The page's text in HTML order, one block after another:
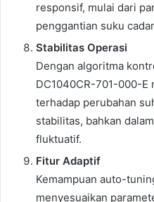
responsif, mulai dari
penggantian suku
Stabilitas Operasi
Dengan algoritma
DC1040CR-701-000-
terhadap perubahan
stabilitas, bahkan
fluktuatif.
Fitur Adaptif
Kemampuan auto-
menyesuaikan